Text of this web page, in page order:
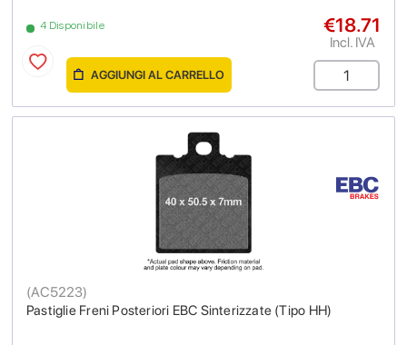
4 Disponibile €18.71
Incl. IVA
AGGIUNGI AL CARRELLO
Pastiglie Freni Posteriori EBC Sinterizzate (Tipo HH)
(AC5223)